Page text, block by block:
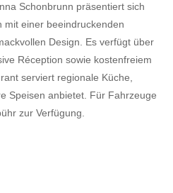
Schonbrunn präsentiert sich
mit einer beeindruckenden
Design. Es verfügt über
Réception sowie kostenfreiem
serviert regionale Küche,
Speisen anbietet. Für Fahrzeuge
zur Verfügung.